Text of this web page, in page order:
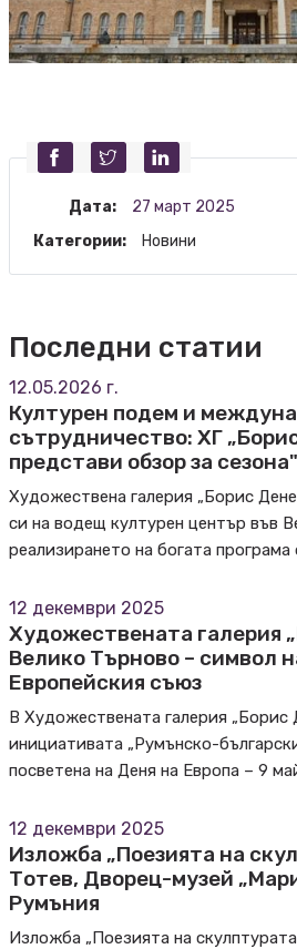
Дата:
27 март 2025
Категории:
Новини
Последни статии
12.05.2026 г.
Културен подем и
сътрудничество: ХГ
представи обзор за сезона"
Художествена галерия „Борис
си на водещ културен център във
реализирането на богата програма
12 декември 2025
Художествената галерия
Велико Търново – символ
Европейския съюз
В Художествената галерия „Борис
инициативата „Румънско-
посветена на Деня на Европа – 9
12 декември 2025
Изложба „Поезията на
Тотев, Дворец-музей
Румъния
Изложба „Поезията на